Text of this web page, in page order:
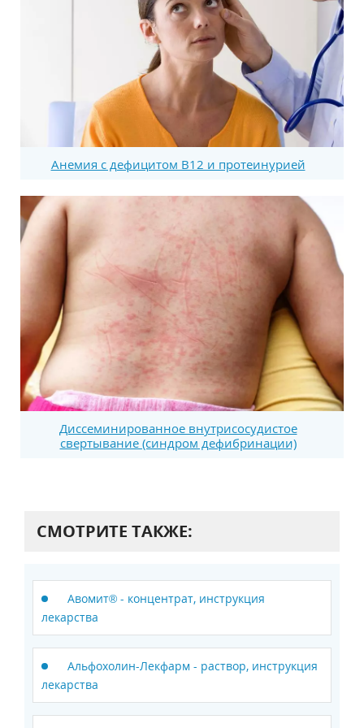
Анемия с дефицитом В12 и протеинурией
Диссеминированное внутрисосудистое
свертывание (синдром дефибринации)
СМОТРИТЕ ТАКЖЕ:
Авомит® - концентрат, инструкция
лекарства
Альфохолин-Лекфарм - раствор, инструкция
лекарства